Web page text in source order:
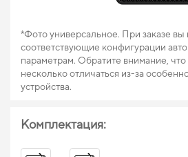
*Фото универсальное. При заказе вы
соответствующие конфигурации
параметрам. Обратите внимание,
несколько отличаться из-за
устройства.
Комплектация: